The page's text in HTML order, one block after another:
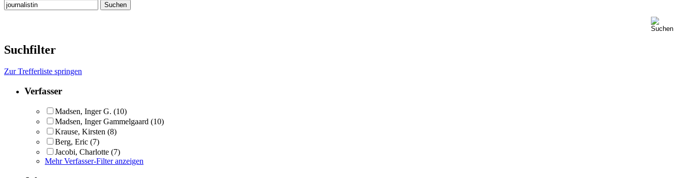
Suchfilter
Zur Trefferliste springen
Verfasser
Madsen, Inger G. (10)
Madsen, Inger Gammelgaard (10)
Krause, Kirsten (8)
Berg, Eric (7)
Jacobi, Charlotte (7)
Mehr Verfasser-Filter anzeigen